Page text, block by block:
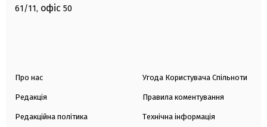
61/11, офіс 50
Про нас
Редакція
Редакційна політика
Угода Користувача Спільноти
Правила коментування
Технічна інформація